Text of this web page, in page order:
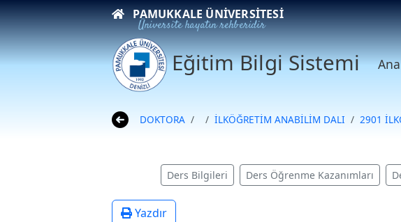
PAMUKKALE ÜNIVERSITESI
Üniversite hayatın rehberidir
Eğitim Bilgi Sistemi
DOKTORA İLKÖĞRETİM ANABİLİM DALI 2901
Ders Bilgileri Ders Öğrenme Kazanımları
Yazdır